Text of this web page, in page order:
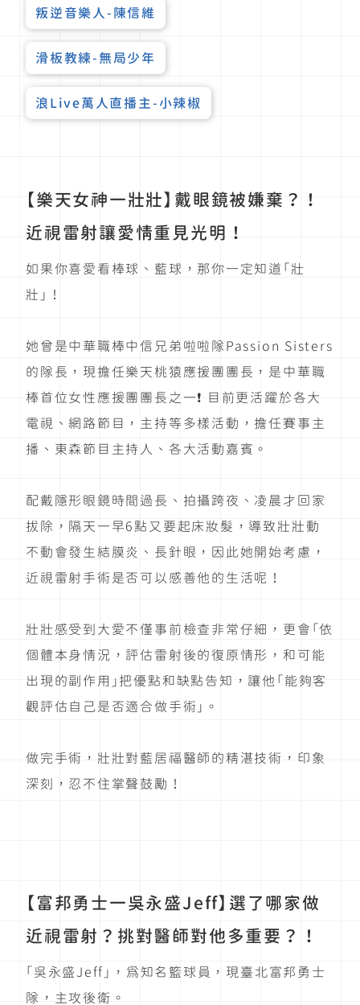
叛逆音樂人-陳信維
滑板教練-無局少年
浪Live萬人直播主-小辣椒
【樂天女神一壯壯】戴眼鏡被嫌棄？！
近視雷射讓愛情重見光明！
如果你喜愛看棒球、藍球，那你一定知道「壯
壯」！
她曾是中華職棒中信兄弟啦啦隊Passion Sisters
的隊長，現擔任樂天桃猿應援團團長，是中華職
棒首位女性應援團團長之一❗️ 目前更活躍於各大
電視、網路節目，主持等多樣活動，擔任賽事主
播、東森節目主持人、各大活動嘉賓。
配戴隱形眼鏡時間過長、拍攝跨夜、凌晨才回家
拔除，隔天一早6點又要起床妝髮，導致壯壯動
不動會發生結膜炎、長針眼，因此她開始考慮，
近視雷射手術是否可以感善他的生活呢！
壯壯感受到大愛不僅事前檢查非常仔細，更會「依
個體本身情況，評估雷射後的復原情形，和可能
出現的副作用」把優點和缺點告知，讓他「能夠客
觀評估自己是否適合做手術」。
做完手術，壯壯對藍居福醫師的精湛技術，印象
深刻，忍不住掌聲鼓勵！
【富邦勇士一吳永盛Jeff】選了哪家做
近視雷射？挑對醫師對他多重要？！
「吳永盛Jeff」，為知名籃球員，現臺北富邦勇士
隊，主攻後衛。